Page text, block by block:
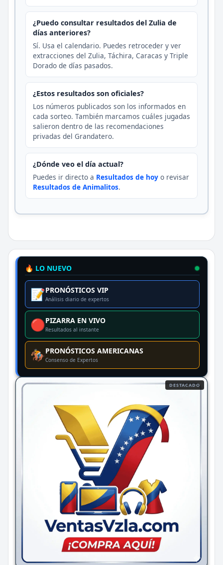
¿Puedo consultar resultados del Zulia de
días anteriores?
Sí. Usa el calendario. Puedes retroceder y ver
extracciones del Zulia, Táchira, Caracas y Triple
Dorado de días pasados.
¿Estos resultados son oficiales?
Los números publicados son los informados en
cada sorteo. También marcamos cuáles jugadas
salieron dentro de las recomendaciones
privadas del Grandatero.
¿Dónde veo el día actual?
Puedes ir directo a Resultados de hoy o revisar
Resultados de Animalitos.
🔥 LO NUEVO
📝PRONÓSTICOS VIP
Análisis diario de expertos
🔴PIZARRA EN VIVO
Resultados al instante
🏇PRONÓSTICOS AMERICANAS
Consenso de Expertos
DESTACADO